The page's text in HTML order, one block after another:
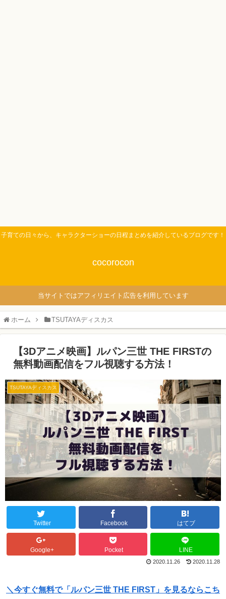
子育ての日々から、キャラクターショーの日程まとめを紹介しているブログです！
cocorocon
当サイトではアフィリエイト広告を利用しています
ホーム TSUTAYAディスカス
【3Dアニメ映画】ルパン三世 THE FIRSTの
無料動画配信をフル視聴する方法！
TSUTAYAディスカス
Twitter Facebook はてブ
Google+ Pocket LINE
2020.11.26 2020.11.28
＼今すぐ無料で「ルパン三世 THE FIRST」を見るならこち